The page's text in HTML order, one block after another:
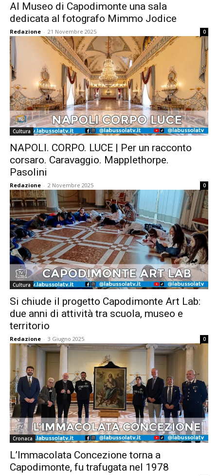
Al Museo di Capodimonte una sala
dedicata al fotografo Mimmo Jodice
Redazione - 21 Novembre 2025 0
Cultura
NAPOLI. CORPO. LUCE | Per un racconto
corsaro. Caravaggio. Mapplethorpe.
Pasolini
Redazione - 2 Novembre 2025 0
Cultura
Si chiude il progetto Capodimonte Art Lab:
due anni di attività tra scuola, museo e
territorio
Redazione - 3 Giugno 2025 0
Cronaca
L’Immacolata Concezione torna a
Capodimonte, fu trafugata nel 1978